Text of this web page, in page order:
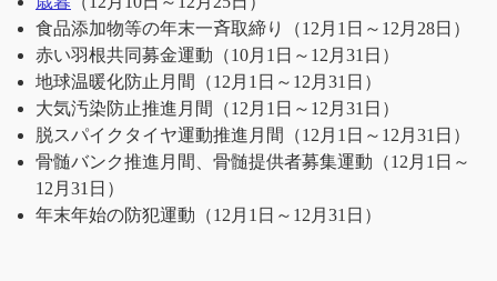
食品添加物等の年末一斉取締り（12月1日～12月28日）
赤い羽根共同募金運動（10月1日～12月31日）
地球温暖化防止月間（12月1日～12月31日）
大気汚染防止推進月間（12月1日～12月31日）
脱スパイクタイヤ運動推進月間（12月1日～12月31日）
骨髄バンク推進月間、骨髄提供者募集運動（12月1日～
12月31日）
年末年始の防犯運動（12月1日～12月31日）